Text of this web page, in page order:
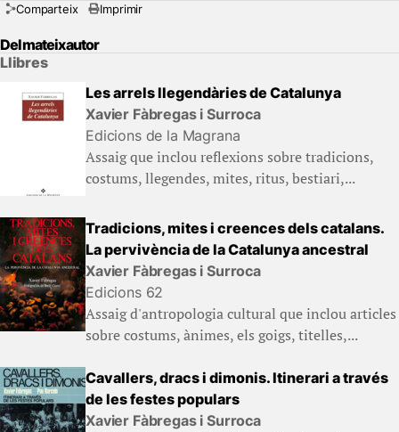
Comparteix Imprimir
Del mateix autor
Llibres
Les arrels llegendàries de Catalunya
Xavier Fàbregas i Surroca
Edicions de la Magrana
Assaig que inclou reflexions sobre tradicions,
costums, llegendes, mites, ritus, bestiari,...
Tradicions, mites i creences dels catalans.
La pervivència de la Catalunya ancestral
Xavier Fàbregas i Surroca
Edicions 62
Assaig d'antropologia cultural que inclou articles
sobre costums, ànimes, els goigs, titelles,...
Cavallers, dracs i dimonis. Itinerari a través
de les festes populars
Xavier Fàbregas i Surroca